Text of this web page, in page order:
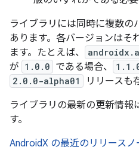
ライブラリには同時に複数の
あります。各バージョンはそ
ます。たとえば、
が 1.0.0 である場合、
2.0.0-alpha01
リリースも
ライブラリの最新の更新情報
す。
AndroidX の最近のリリース